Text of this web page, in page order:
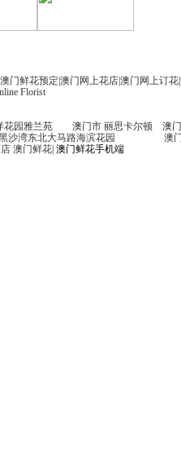
门鲜花预定|澳门网上花店|澳门网上订花
Florist
园雅兰苑 澳门市 丽思卡尔顿 澳门
东北大马路海滨花园 澳门市
澳门鲜花| 澳门鲜花手机端